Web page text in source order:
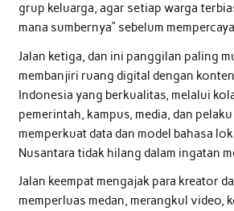
grup keluarga, agar setiap warga
mana sumbernya” sebelum
Jalan ketiga, dan ini panggilan paling
membanjiri ruang digital dengan
Indonesia yang berkualitas, melalui
pemerintah, kampus, media, dan
memperkuat data dan model bahasa
Nusantara tidak hilang dalam ingatan
Jalan keempat mengajak para kreator
memperluas medan, merangkul video,